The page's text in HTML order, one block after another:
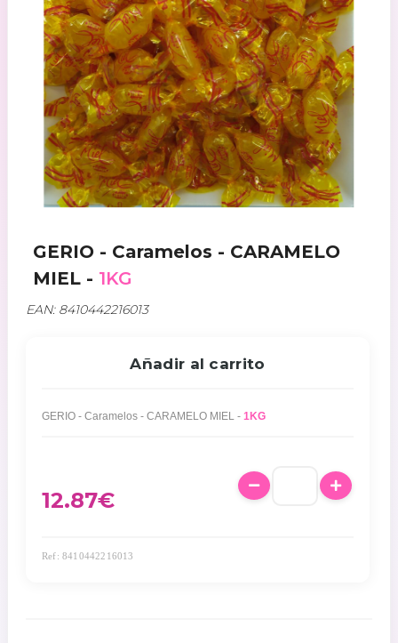
GERIO - Caramelos - CARAMELO
MIEL - 1KG
EAN: 8410442216013
Añadir al carrito
GERIO - Caramelos - CARAMELO MIEL - 1KG
12.87€
Ref: 8410442216013